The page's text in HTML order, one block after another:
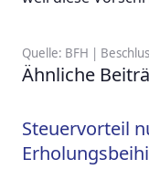
Quelle: BFH |
Ähnliche
Steuervorteil